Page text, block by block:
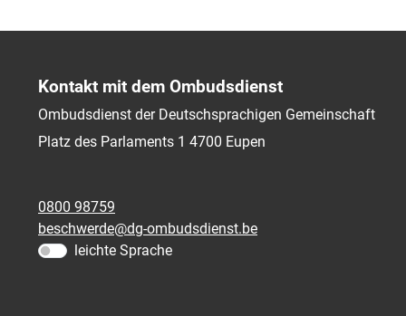
Kontakt mit dem Ombudsdienst
Ombudsdienst der Deutschsprachigen Gemeinschaft
Platz des Parlaments 1 4700 Eupen
0800 98759
beschwerde@dg-ombudsdienst.be
leichte Sprache